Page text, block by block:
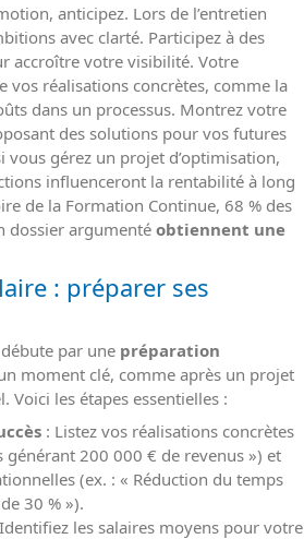
anticipez. Lors de l’entretien
avec clarté. Participez à des
accroître votre visibilité. Votre
vos réalisations concrètes, comme la
dans un processus. Montrez votre
des solutions pour vos futures
vous gérez un projet d’optimisation,
influenceront la rentabilité à long
de la Formation Continue, 68 % des
dossier argumenté obtiennent une
: préparer ses
par une préparation
moment clé, comme après un projet
Voici les étapes essentielles :
: Listez vos réalisations concrètes
générant 200 000 € de revenus ») et
(ex. : « Réduction du temps
30 % »).
les salaires moyens pour votre